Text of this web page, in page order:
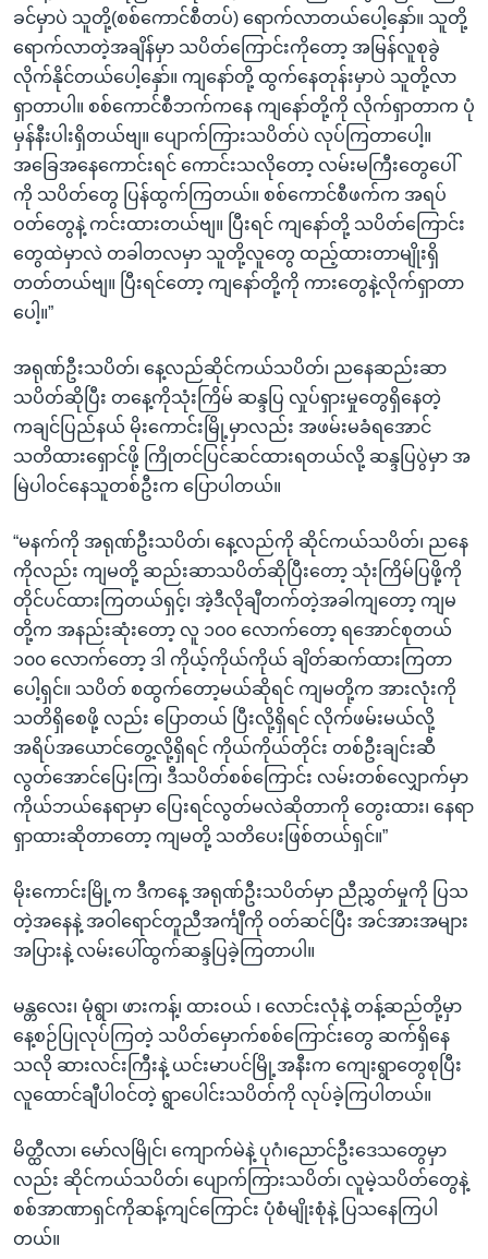
ခင်မှာပဲ သူတို့(စစ်ကောင်စီတပ်) ရောက်လာတယ်ပေါ့နှော်။ သူတို့
ရောက်လာတဲ့အချိန်မှာ သပိတ်ကြောင်းကိုတော့ အမြန်လူစုခွဲ
လိုက်နိုင်တယ်ပေါ့နှော်။ ကျနော်တို့ ထွက်နေတုန်းမှာပဲ သူတို့လာ
ရှာတာပါ။ စစ်ကောင်စီဘက်ကနေ ကျနော်တို့ကို လိုက်ရှာတာက ပုံ
မှန်နီးပါးရှိတယ်ဗျ။ ပျောက်ကြားသပိတ်ပဲ လုပ်ကြတာပေါ့။
အခြေအနေကောင်းရင် ကောင်းသလိုတော့ လမ်းမကြီးတွေပေါ်
ကို သပိတ်တွေ ပြန်ထွက်ကြတယ်။ စစ်ကောင်စီဖက်က အရပ်
ဝတ်တွေနဲ့ ကင်းထားတယ်ဗျ။ ပြီးရင် ကျနော်တို့ သပိတ်ကြောင်း
တွေထဲမှာလဲ တခါတလမှာ သူတို့လူတွေ ထည့်ထားတာမျိုးရှိ
တတ်တယ်ဗျ။ ပြီးရင်တော့ ကျနော်တို့ကို ကားတွေနဲ့လိုက်ရှာတာ
ပေါ့။”
အရုဏ်ဦးသပိတ်၊ နေ့လည်ဆိုင်ကယ်သပိတ်၊ ညနေဆည်းဆာ
သပိတ်ဆိုပြီး တနေ့ကိုသုံးကြိမ် ဆန္ဒပြ လှုပ်ရှားမှုတွေရှိနေတဲ့
ကချင်ပြည်နယ် မိုးကောင်းမြို့မှာလည်း အဖမ်းမခံရအောင်
သတိထားရှောင်ဖို့ ကြိုတင်ပြင်ဆင်ထားရတယ်လို့ ဆန္ဒပြပွဲမှာ အ
မြဲပါဝင်နေသူတစ်ဦးက ပြောပါတယ်။
“မနက်ကို အရုဏ်ဦးသပိတ်၊ နေ့လည်ကို ဆိုင်ကယ်သပိတ်၊ ညနေ
ကိုလည်း ကျမတို့ ဆည်းဆာသပိတ်ဆိုပြီးတော့ သုံးကြိမ်ပြဖို့ကို
တိုင်ပင်ထားကြတယ်ရှင့်၊ အဲ့ဒီလိုချီတက်တဲ့အခါကျတော့ ကျမ
တို့က အနည်းဆုံးတော့ လူ ၁၀၀ လောက်တော့ ရအောင်စုတယ်
၁၀၀ လောက်တော့ ဒါ ကိုယ့်ကိုယ်ကိုယ် ချိတ်ဆက်ထားကြတာ
ပေါ့ရှင်။ သပိတ် စထွက်တော့မယ်ဆိုရင် ကျမတို့က အားလုံးကို
သတိရှိစေဖို့ လည်း ပြောတယ် ပြီးလို့ရှိရင် လိုက်ဖမ်းမယ်လို့
အရိပ်အယောင်တွေ့လို့ရှိရင် ကိုယ်ကိုယ်တိုင်း တစ်ဦးချင်းဆီ
လွတ်အောင်ပြေးကြ၊ ဒီသပိတ်စစ်ကြောင်း လမ်းတစ်လျှောက်မှာ
ကိုယ်ဘယ်နေရာမှာ ပြေးရင်လွတ်မလဲဆိုတာကို တွေးထား၊ နေရာ
ရှာထားဆိုတာတော့ ကျမတို့ သတိပေးဖြစ်တယ်ရှင်။”
မိုးကောင်းမြို့က ဒီကနေ့ အရုဏ်ဦးသပိတ်မှာ ညီညွှတ်မှုကို ပြသ
တဲ့အနေနဲ့ အဝါရောင်တူညီအင်္ကျီကို ဝတ်ဆင်ပြီး အင်အားအများ
အပြားနဲ့ လမ်းပေါ်ထွက်ဆန္ဒပြခဲ့ကြတာပါ။
မန္တလေး၊ မုံရွာ၊ ဖားကန့်၊ ထားဝယ် ၊ လောင်းလုံနဲ့ တန့်ဆည်တို့မှာ
နေ့စဉ်ပြုလုပ်ကြတဲ့ သပိတ်မှောက်စစ်ကြောင်းတွေ ဆက်ရှိနေ
သလို ဆားလင်းကြီးနဲ့ ယင်းမာပင်မြို့အနီးက ကျေးရွာတွေစုပြီး
လူထောင်ချီပါဝင်တဲ့ ရွာပေါင်းသပိတ်ကို လုပ်ခဲ့ကြပါတယ်။
မိတ္ထီလာ၊ မော်လမြိုင်၊ ကျောက်မဲနဲ့ ပုဂံ၊ညောင်ဦးဒေသတွေမှာ
လည်း ဆိုင်ကယ်သပိတ်၊ ပျောက်ကြားသပိတ်၊ လူမဲ့သပိတ်တွေနဲ့
စစ်အာဏာရှင်ကိုဆန့်ကျင်ကြောင်း ပုံစံမျိုးစုံနဲ့ ပြသနေကြပါ
တယ်။